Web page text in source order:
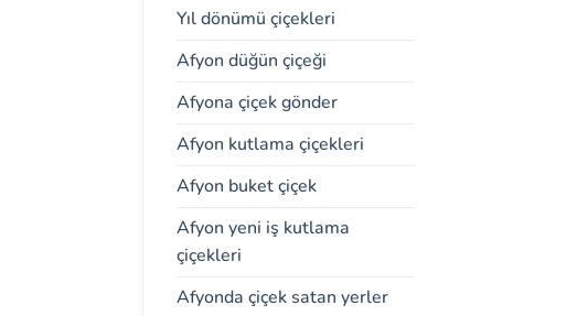
Yıl dönümü çiçekleri
Afyon düğün çiçeği
Afyona çiçek gönder
Afyon kutlama çiçekleri
Afyon buket çiçek
Afyon yeni iş kutlama
çiçekleri
Afyonda çiçek satan yerler